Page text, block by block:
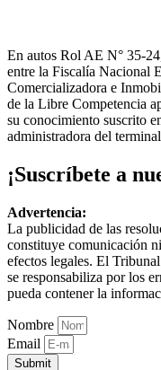
En autos Rol AE N° 35-
entre la Fiscalía Nacional
Comercializadora e
de la Libre Competencia
su conocimiento suscrito
administradora del
¡Suscríbete a
Advertencia:
La publicidad de las
constituye comunicación
efectos legales. El
se responsabiliza por los
pueda contener la
Nombre
Email
Submit